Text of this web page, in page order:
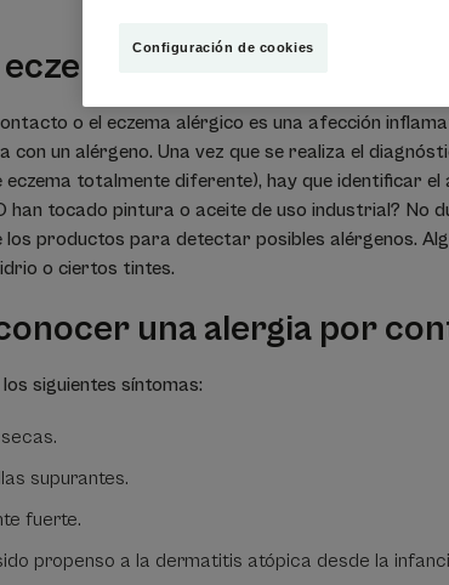
alérgico?
o el eczema alérgico es una afección
con un alérgeno. Una vez que se realiza el
eczema totalmente diferente), hay que identificar
han tocado pintura o aceite de uso industrial? No
productos para detectar posibles alérgenos.
o ciertos tintes.
una alergia por
siguientes síntomas:
supurantes.
fuerte.
propenso a la dermatitis atópica desde la
Configuración de cookies